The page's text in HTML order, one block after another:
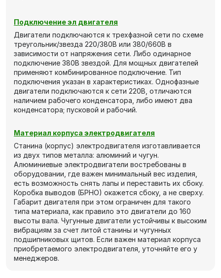
Подключение эл двигателя
Двигатели подключаются к трехфазной сети по схеме
треугольник/звезда 220/380В или 380/660В в
зависимости от напряжения сети. Либо одинарное
подключение 380В звездой. Для мощных двигателей
применяют комбинированное подключение. Тип
подключения указан в характеристиках. Однофазные
двигатели подключаются к сети 220В, отличаются
наличием рабочего конденсатора, либо имеют два
конденсатора; пусковой и рабочий.
Материал корпуса электродвигателя
Станина (корпус) электродвигателя изготавливается
из двух типов металла: алюминий и чугун.
Алюминиевые электродвигатели востребованы в
оборудовании, где важен минимальный вес изделия,
есть возможность снять лапы и переставить их сбоку.
Коробка выводов (БРНО) окажется сбоку, а не сверху.
Габарит двигателя при этом ограничен для такого
типа материала, как правило это двигатели до 160
высоты вала. Чугунные двигатели устойчивы к высоким
вибрациям за счет литой станины и чугунных
подшипниковых щитов. Если важен материал корпуса
приобретаемого электродвигателя, уточняйте его у
менеджеров.